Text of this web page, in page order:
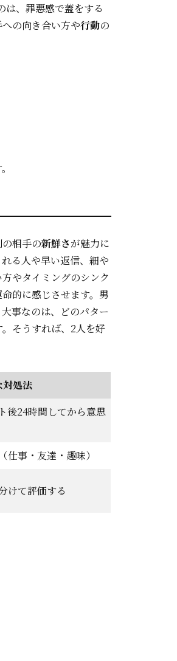
は、罪悪感で蓋をする
の向き合い方や行動の
相手の新鮮さが魅力に
る人や早い返信、細や
やタイミングのシンク
的に感じさせます。男
事なのは、どのパター
そうすれば、2人を好
対処法
後24時間してから意思
仕事・友達・趣味）
けて評価する